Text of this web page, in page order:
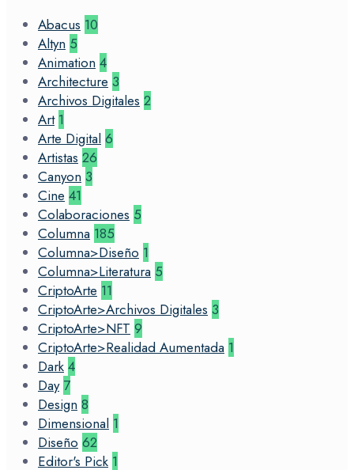
Abacus 10
Altyn 5
Animation 4
Architecture 3
Archivos Digitales 2
Art 1
Arte Digital 6
Artistas 26
Canyon 3
Cine 41
Colaboraciones 5
Columna 185
Columna>Diseño 1
Columna>Literatura 5
CriptoArte 11
CriptoArte>Archivos Digitales 3
CriptoArte>NFT 9
CriptoArte>Realidad Aumentada 1
Dark 4
Day 7
Design 8
Dimensional 1
Diseño 62
Editor's Pick 1